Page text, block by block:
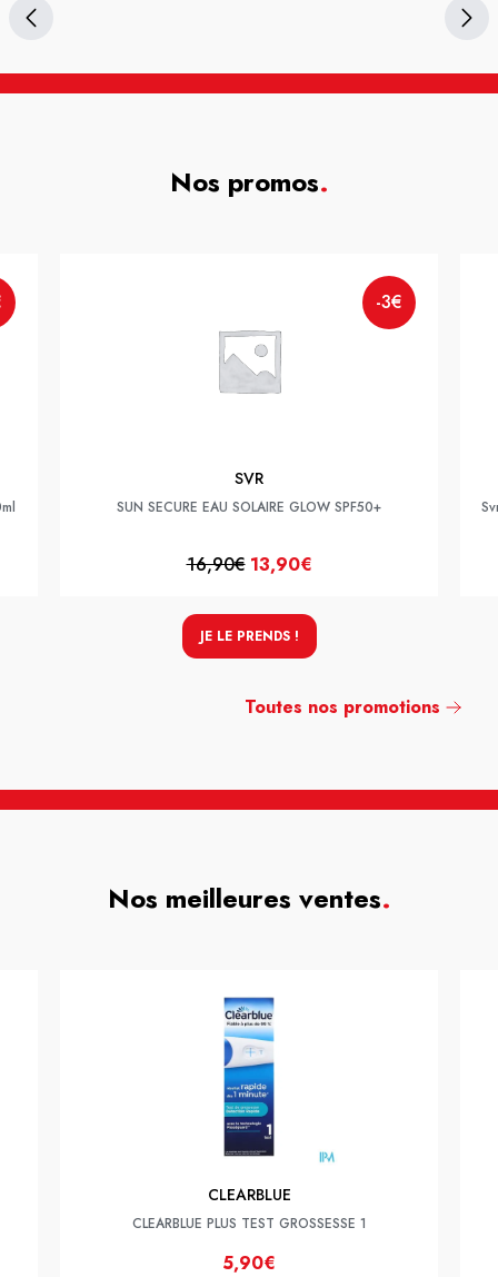
Nos promos.
-3€
SVR
SUN SECURE EAU SOLAIRE GLOW SPF50+
16,90€ 13,90€
JE LE PRENDS !
Toutes nos promotions
Nos meilleures ventes.
CLEARBLUE
CLEARBLUE PLUS TEST GROSSESSE 1
5,90€